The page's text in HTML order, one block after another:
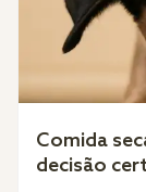
Comida
decisão